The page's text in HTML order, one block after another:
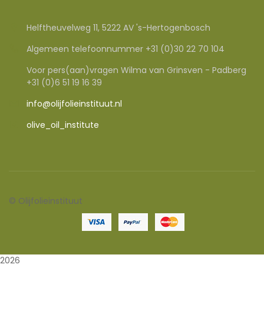
Helftheuvelweg 11, 5222 AV 's-Hertogenbosch
Algemeen telefoonnummer +31 (0)30 22 70 104
Voor pers(aan)vragen Wilma van Grinsven - Padberg
+31 (0)6 51 19 16 39
info@olijfolieinstituut.nl
olive_oil_institute
© Olijfolieinstituut
2026